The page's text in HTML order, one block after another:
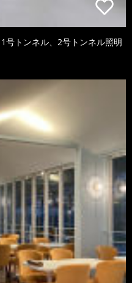
号トンネル、2号トンネル照明